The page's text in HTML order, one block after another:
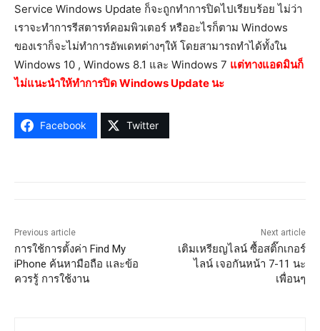
Service Windows Update ก็จะถูกทำการปิดไปเรียบร้อย ไม่ว่า
เราจะทำการรีสตารท์คอมพิวเตอร์ หรืออะไรก็ตาม Windows
ของเราก็จะไม่ทำการอัพเดทต่างๆให้ โดยสามารถทำได้ทั้งใน
Windows 10 , Windows 8.1 และ Windows 7 แต่ทางแอดมินก็
ไม่แนะนำให้ทำการปิด Windows Update นะ
Facebook Twitter
Previous article
การใช้การตั้งค่า Find My
iPhone ค้นหามือถือ และข้อ
ควรรู้ การใช้งาน
Next article
เติมเหรียญไลน์ ซื้อสติ๊กเกอร์
ไลน์ เจอกันหน้า 7-11 นะ
เพื่อนๆ